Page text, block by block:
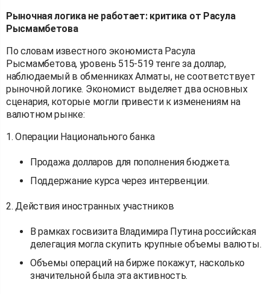
Рыночная логика не работает: критика от Расула
Рысмамбетова
По словам известного экономиста Расула
Рысмамбетова, уровень 515-519 тенге за доллар,
наблюдаемый в обменниках Алматы, не соответствует
рыночной логике. Экономист выделяет два основных
сценария, которые могли привести к изменениям на
валютном рынке:
1. Операции Национального банка
Продажа долларов для пополнения бюджета.
Поддержание курса через интервенции.
2. Действия иностранных участников
В рамках госвизита Владимира Путина российская
делегация могла скупить крупные объемы валюты.
Объемы операций на бирже покажут, насколько
значительной была эта активность.